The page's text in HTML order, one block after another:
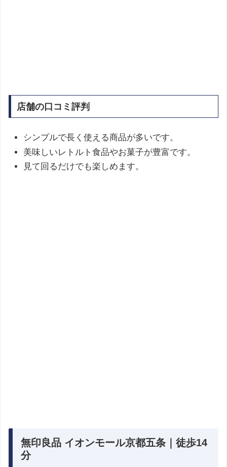
店舗の口コミ評判
シンプルで長く使える商品が多いです。
美味しいレトルト食品やお菓子が豊富です。
見て回るだけでも楽しめます。
無印良品 イオンモール京都五条｜徒歩14
分